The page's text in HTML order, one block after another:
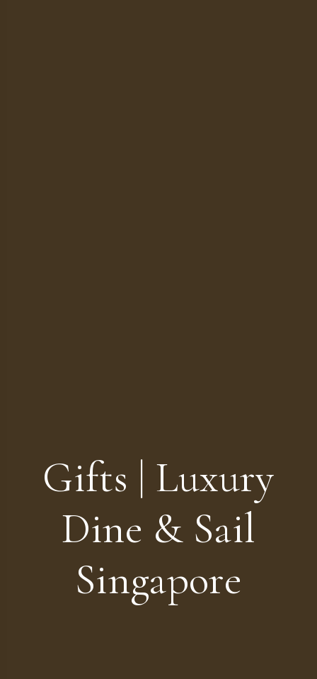
Gifts | Luxury
Dine & Sail
Singapore